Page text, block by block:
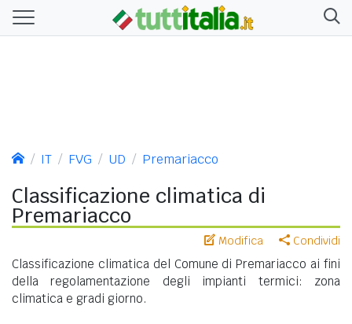
IT FVG UD Premariacco
Classificazione climatica di
Premariacco
Modifica Condividi
Classificazione climatica del Comune di Premariacco ai fini
della regolamentazione degli impianti termici: zona
climatica e gradi giorno.